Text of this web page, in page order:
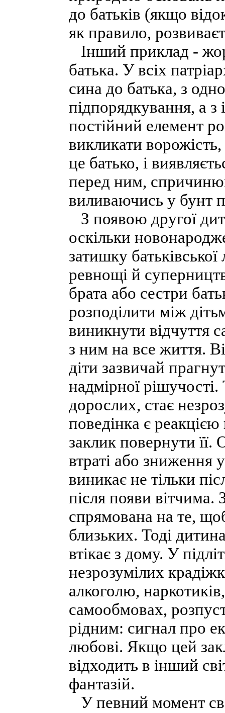
до батьків (якщо
як правило,
Інший приклад -
батька. У всіх
сина до батька, з
підпорядкування, а з
постійний елемент
викликати
це батько, і
перед ним,
виливаючись у бунт
З появою другої
оскільки
затишку
ревнощі й
брата або сестри
розподілити між
виникнути відчуття
з ним на все життя.
діти зазвичай
надмірної рішучості.
дорослих, стає
поведінка є
заклик повернути її.
втраті або зниження
виникає не тільки
після появи вітчима.
спрямована на те,
близьких. Тоді
втікає з дому. У
незрозумілих
алкоголю,
самообмовах,
рідним: сигнал про
любові. Якщо цей
відходить в інший
фантазій.
У певний момент